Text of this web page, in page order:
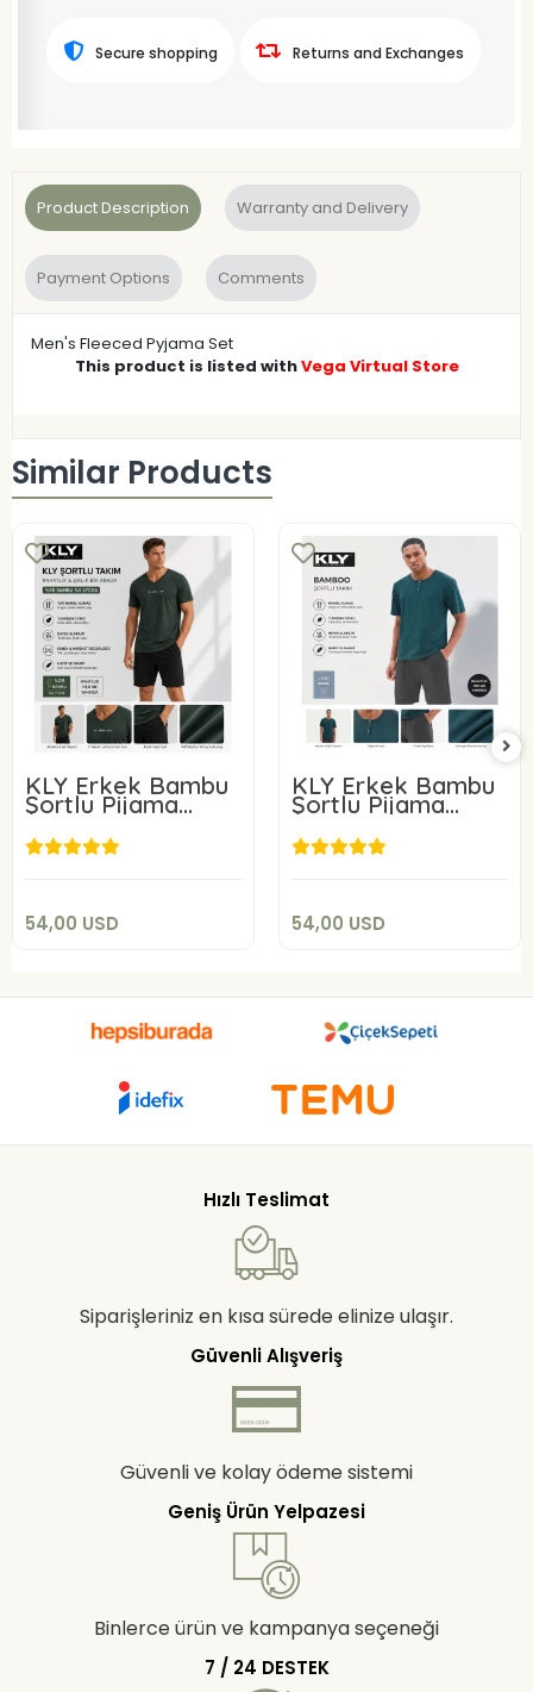
Secure shopping Returns and Exchanges
Product Description Warranty and Delivery
Payment Options Comments
Men's Fleeced Pyjama Set
This product is listed withVega Virtual Store
Similar Products
KLY Erkek Bambu
Şortlu Pijama
Takım 26210
54,00 USD
54,00 USD
KLY Erkek Bambu
Şortlu Pijama
Takım 26213
54,00 USD
54,00 USD
Hızlı Teslimat
Siparişleriniz en kısa sürede elinize ulaşır.
Güvenli Alışveriş
Güvenli ve kolay ödeme sistemi
Geniş Ürün Yelpazesi
Binlerce ürün ve kampanya seçeneği
7 / 24 DESTEK